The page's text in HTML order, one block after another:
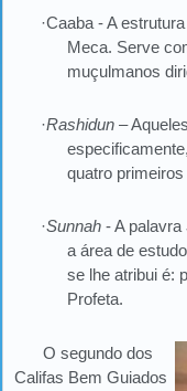
·Caaba - A
Meca. Serve
muçulmanos
·Rashidun –
quatro
·Sunnah - A palavra
a área de
se lhe atribui é:
Profeta.
O segundo dos
Califas Bem Guiados